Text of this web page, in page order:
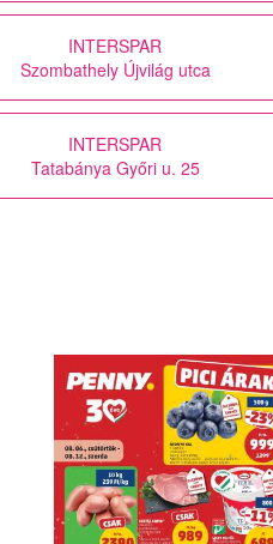
INTERSPAR
Szombathely Újvilág utca
INTERSPAR
Tatabánya Győri u. 25